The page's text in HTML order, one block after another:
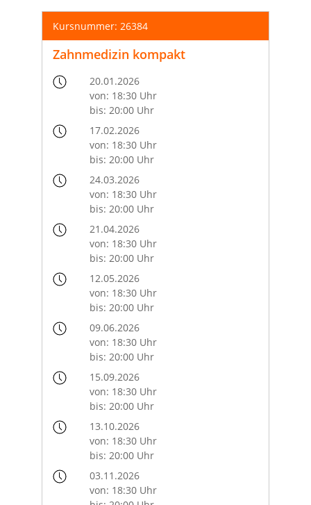
Kursnummer: 26384
Zahnmedizin kompakt
20.01.2026
von: 18:30 Uhr
bis: 20:00 Uhr
17.02.2026
von: 18:30 Uhr
bis: 20:00 Uhr
24.03.2026
von: 18:30 Uhr
bis: 20:00 Uhr
21.04.2026
von: 18:30 Uhr
bis: 20:00 Uhr
12.05.2026
von: 18:30 Uhr
bis: 20:00 Uhr
09.06.2026
von: 18:30 Uhr
bis: 20:00 Uhr
15.09.2026
von: 18:30 Uhr
bis: 20:00 Uhr
13.10.2026
von: 18:30 Uhr
bis: 20:00 Uhr
03.11.2026
von: 18:30 Uhr